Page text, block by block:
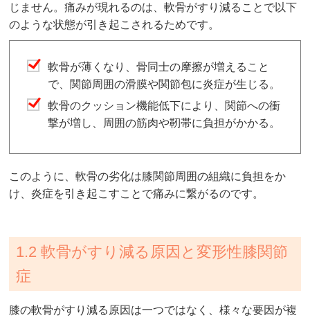
じません。痛みが現れるのは、軟骨がすり減ることで以下
のような状態が引き起こされるためです。
軟骨が薄くなり、骨同士の摩擦が増えること
で、関節周囲の滑膜や関節包に炎症が生じる。
軟骨のクッション機能低下により、関節への衝
撃が増し、周囲の筋肉や靭帯に負担がかかる。
このように、軟骨の劣化は膝関節周囲の組織に負担をか
け、炎症を引き起こすことで痛みに繋がるのです。
1.2 軟骨がすり減る原因と変形性膝関節
症
膝の軟骨がすり減る原因は一つではなく、様々な要因が複